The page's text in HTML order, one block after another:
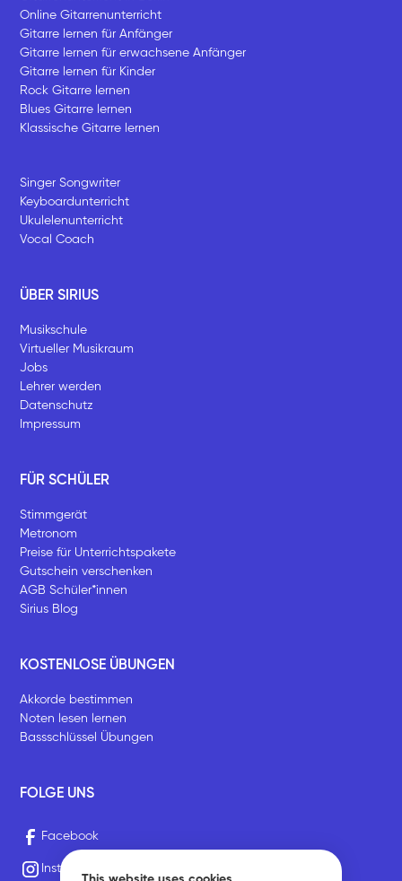
Online Gitarrenunterricht
Gitarre lernen für Anfänger
Gitarre lernen für erwachsene Anfänger
Gitarre lernen für Kinder
Rock Gitarre lernen
Blues Gitarre lernen
Klassische Gitarre lernen
Singer Songwriter
Keyboardunterricht
Ukulelenunterricht
Vocal Coach
ÜBER SIRIUS
Musikschule
Virtueller Musikraum
Jobs
Lehrer werden
Datenschutz
Impressum
FÜR SCHÜLER
Stimmgerät
Metronom
Preise für Unterrichtspakete
Gutschein verschenken
AGB Schüler*innen
Sirius Blog
KOSTENLOSE ÜBUNGEN
Akkorde bestimmen
Noten lesen lernen
Bassschlüssel Übungen
FOLGE UNS
Facebook
Instagram